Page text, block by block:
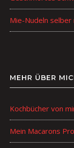
Mie-Nudeln selber
MEHR ÜBER
Kochbücher von
Mein Macarons